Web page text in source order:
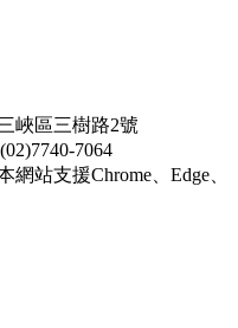
峽區三樹路2號
7064
站支援Chrome、Edge、